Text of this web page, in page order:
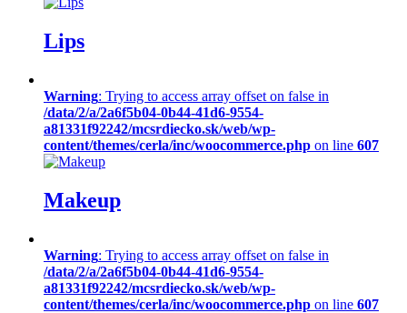
Lips
Warning: Trying to access array offset on false in
/data/2/a/2a6f5b04-0b44-41d6-9554-
a81331f92242/mcsrdiecko.sk/web/wp-
content/themes/cerla/inc/woocommerce.php on line 607
Makeup
Warning: Trying to access array offset on false in
/data/2/a/2a6f5b04-0b44-41d6-9554-
a81331f92242/mcsrdiecko.sk/web/wp-
content/themes/cerla/inc/woocommerce.php on line 607